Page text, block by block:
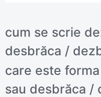
cum se scrie
desbrăca /
care este
sau desbrăca /